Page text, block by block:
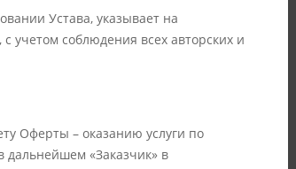
Устава, указывает на
учетом соблюдения всех авторских и
Оферты – оказанию услуги по
дальнейшем «Заказчик» в